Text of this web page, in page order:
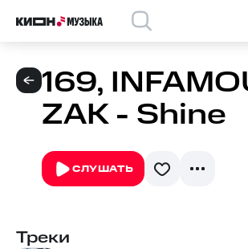
169,
ZAK - Shine
СЛУШАТЬ
Треки